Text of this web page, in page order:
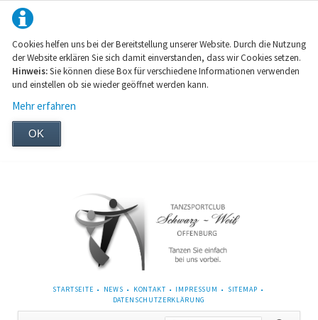
Cookies helfen uns bei der Bereitstellung unserer Website. Durch die Nutzung
der Website erklären Sie sich damit einverstanden, dass wir Cookies setzen.
Hinweis:Sie können diese Box für verschiedene Informationen verwenden
und einstellen ob sie wieder geöffnet werden kann.
Mehr erfahren
OK
NAVIGATION
STARTSEITE NEWS KONTAKT IMPRESSUM
SITEMAP
DATENSCHUTZERKLÄRUNG